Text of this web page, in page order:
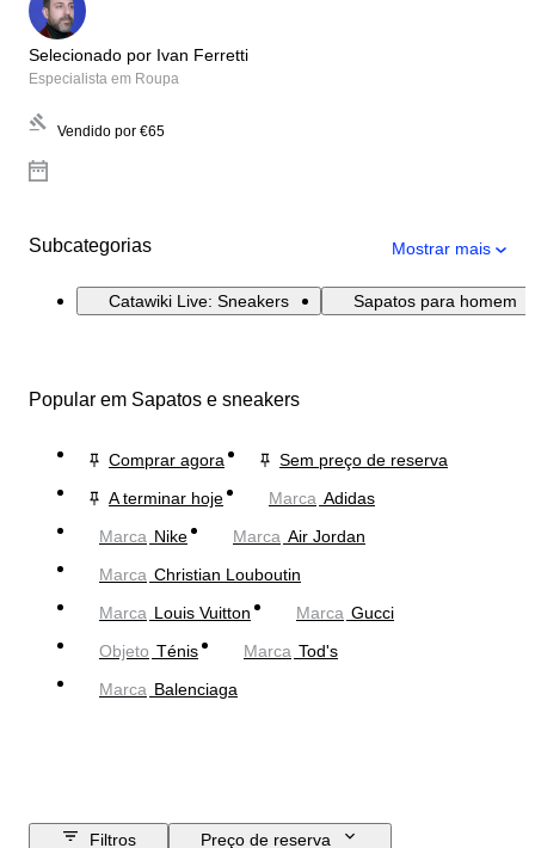
Selecionado por Ivan Ferretti
Especialista em Roupa
Vendido por €65
Subcategorias Mostrar mais
Catawiki Live: Sneakers Sapatos para homem
Popular em Sapatos e sneakers
Comprar agora
Sem preço de reserva
A terminar hoje
Marca Adidas
Marca Nike Marca Air Jordan
Marca Christian Louboutin
Marca Louis Vuitton Marca Gucci
Objeto Ténis Marca Tod's
Marca Balenciaga
Filtros
Preço de reserva